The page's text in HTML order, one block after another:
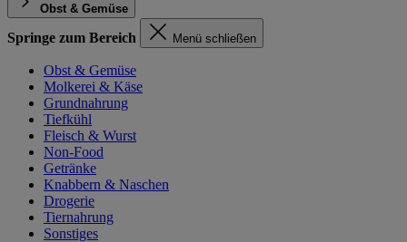
Obst & Gemüse
Springe zum Bereich Menü schließen
Obst & Gemüse
Molkerei & Käse
Grundnahrung
Tiefkühl
Fleisch & Wurst
Non-Food
Getränke
Knabbern & Naschen
Drogerie
Tiernahrung
Sonstiges